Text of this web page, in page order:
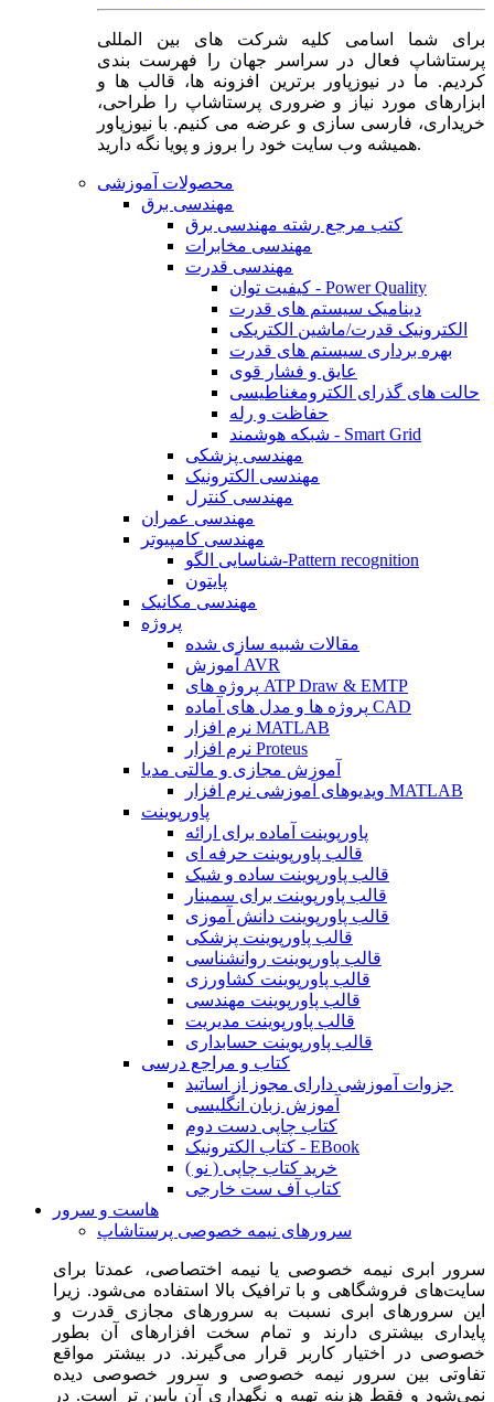
برای شما اسامی کلیه شرکت های بین المللی
پرستاشاپ فعال در سراسر جهان را فهرست بندی
کردیم. ما در نیوزپاور برترین افزونه ها، قالب ها و
ابزارهای مورد نیاز و ضروری پرستاشاپ را طراحی،
خریداری، فارسی سازی و عرضه می کنیم. با نیوزپاور
همیشه وب سایت خود را بروز و پویا نگه دارید.
محصولات آموزشی
مهندسی برق
کتب مرجع رشته مهندسی برق
مهندسی مخابرات
مهندسی قدرت
کیفیت توان - Power Quality
دینامیک سیستم های قدرت
الکترونیک قدرت/ماشین الکتریکی
بهره برداری سیستم های قدرت
عایق و فشار قوی
حالت های گذرای الکترومغناطیسی
حفاظت و رله
شبکه هوشمند - Smart Grid
مهندسی پزشکی
مهندسی الکترونیک
مهندسی کنترل
مهندسی عمران
مهندسی کامپیوتر
شناسایی الگو-Pattern recognition
پایتون
مهندسی مکانیک
پروژه
مقالات شبیه سازی شده
آموزش AVR
پروژه های ATP Draw & EMTP
پروژه ها و مدل های آماده CAD
نرم افزار MATLAB
نرم افزار Proteus
آموزش مجازی و مالتی مدیا
ویدیوهای آموزشی نرم افزار MATLAB
پاورپوینت
پاورپوینت آماده برای ارائه
قالب پاورپوینت حرفه ای
قالب پاورپوینت ساده و شیک
قالب پاورپوینت برای سمینار
قالب پاورپوینت دانش آموزی
قالب پاورپوینت پزشکی
قالب پاورپوینت روانشناسی
قالب پاورپوینت کشاورزی
قالب پاورپوینت مهندسی
قالب پاورپوینت مدیریت
قالب پاورپوینت حسابداری
کتاب و مراجع درسی
جزوات آموزشی دارای مجوز از اساتید
آموزش زبان انگلیسی
کتاب چاپی دست دوم
کتاب الکترونیک - EBook
خرید کتاب چاپی ( نو )
کتاب آف ست خارجی
هاست و سرور
سرورهای نیمه خصوصی پرستاشاپ
سرور ابری نیمه خصوصی یا نیمه اختصاصی، عمدتا برای
سایت‌های فروشگاهی و با ترافیک بالا استفاده می‌شود. زیرا
این سرورهای ابری نسبت به سرورهای مجازی قدرت و
پایداری بیشتری دارند و تمام سخت افزارهای آن بطور
خصوصی در اختیار کاربر قرار می‌گیرند. در بیشتر مواقع
تفاوتی بین سرور نیمه خصوصی و سرور خصوصی دیده
نمی‌شود و فقط هزینه تهیه و نگهداری آن پایین تر است. در